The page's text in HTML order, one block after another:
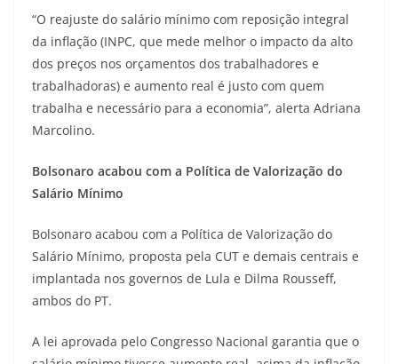
“O reajuste do salário mínimo com reposição integral
da inflação (INPC, que mede melhor o impacto da alto
dos preços nos orçamentos dos trabalhadores e
trabalhadoras) e aumento real é justo com quem
trabalha e necessário para a economia”, alerta Adriana
Marcolino.
Bolsonaro acabou com a Política de Valorização do
Salário Mínimo
Bolsonaro acabou com a Política de Valorização do
Salário Mínimo, proposta pela CUT e demais centrais e
implantada nos governos de Lula e Dilma Rousseff,
ambos do PT.
A lei aprovada pelo Congresso Nacional garantia que o